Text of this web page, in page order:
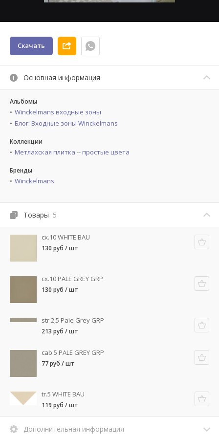
Скачать
Основная информация
Альбомы
Winckelmans входные зоны
Блог: Входные зоны Winckelmans
Коллекции
Метлахская плитка -- простые цвета
Бренды
Winckelmans
Товары 5
cx.10 WHITE BAU
130 руб / шт
cx.10 PALE GREY GRP
130 руб / шт
str.2,5 Pale Grey GRP
213 руб / шт
cab.5 PALE GREY GRP
77 руб / шт
tr.5 WHITE BAU
119 руб / шт
Дополнительная информация